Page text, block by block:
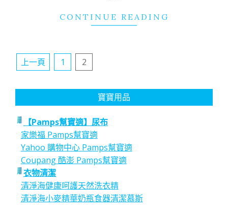
CONTINUE READING
文
頁
上一頁 1 2
寶寶用品
【Pamps幫寶適】尿布
家樂福 Pamps幫寶適
Yahoo 購物中心 Pamps幫寶適
Coupang 酷澎 Pamps幫寶適
衣物清潔
清淨海健康呵護天然洗衣精
清淨海小麥精華奶瓶食器清潔慕斯